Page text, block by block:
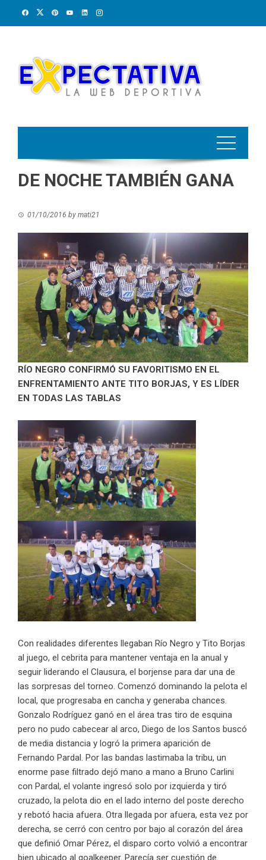
DE NOCHE TAMBIÉN GANA
01/10/2016 by mati21
RÍO NEGRO CONFIRMÓ SU FAVORITISMO EN EL
ENFRENTAMIENTO ANTE TITO BORJAS, Y ES LÍDER
EN TODAS LAS TABLAS
Con realidades diferentes llegaban Río Negro y Tito Borjas
al juego, el cebrita para mantener ventaja en la anual y
seguir liderando el Clausura, el borjense para dar una de
las sorpresas del torneo. Comenzó dominando la pelota el
local, que progresaba en cancha y generaba chances.
Gonzalo Rodríguez ganó en el área tras tiro de esquina
pero no pudo cabecear al arco, Diego de los Santos buscó
de media distancia y logró la primera aparición de
Fernando Pardal. Por las bandas lastimaba la tribu, un
enorme pase filtrado dejó mano a mano a Bruno Carlini
con Pardal, el volante ingresó solo por izquierda y tiró
cruzado, la pelota dio en el lado interno del poste derecho
y rebotó hacia afuera. Otra llegada por afuera, esta vez por
derecha, se cerró con centro por bajo al corazón del área
que definió Omar Pérez, el disparo corto volvió a encontrar
bien ubicado al goalkeeper. Parecía ser cuestión de